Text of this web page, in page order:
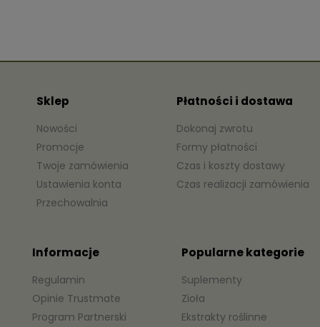
Sklep
Nowości
Promocje
Twoje zamówienia
Ustawienia konta
Przechowalnia
Płatności i dostawa
Dokonaj zwrotu
Formy płatności
Czas i koszty dostawy
Czas realizacji zamówienia
Informacje
Regulamin
Opinie Trustmate
Program Partnerski
Popularne kategorie
Suplementy
Zioła
Ekstrakty roślinne